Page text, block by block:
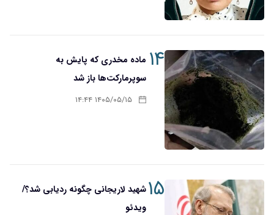
۱۴ ماده مخدری که پایش به
سوپرمارکت‌ها باز شد
۱۴۰۵/۰۵/۱۵ ۱۴:۴۴
۱۵شهید لاریجانی چگونه ردیابی شد؟/
ویدئو